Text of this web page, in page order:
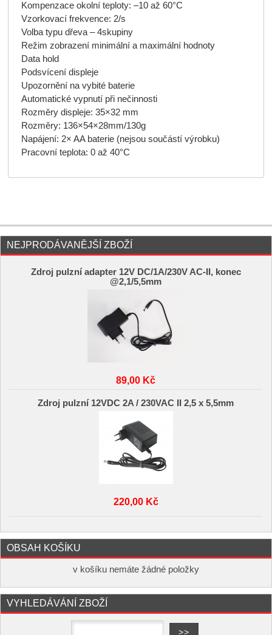
Kompenzace okolní teploty: –10 až 60°C
Vzorkovací frekvence: 2/s
Volba typu dřeva – 4skupiny
Režim zobrazení minimální a maximální hodnoty
Data hold
Podsvícení displeje
Upozornění na vybité baterie
Automatické vypnutí při nečinnosti
Rozměry displeje: 35×32 mm
Rozměry: 136×54×28mm/130g
Napájení: 2× AA baterie (nejsou součástí výrobku)
Pracovní teplota: 0 až 40°C
NEJPRODÁVANĚJŠÍ ZBOŽÍ
Zdroj pulzní adapter 12V DC/1A/230V AC-II, konec
@2,1/5,5mm
89,00 Kč
Zdroj pulzní 12VDC 2A / 230VAC II 2,5 x 5,5mm
220,00 Kč
OBSAH KOŠÍKU
v košíku nemáte žádné položky
VYHLEDÁVÁNÍ ZBOŽÍ